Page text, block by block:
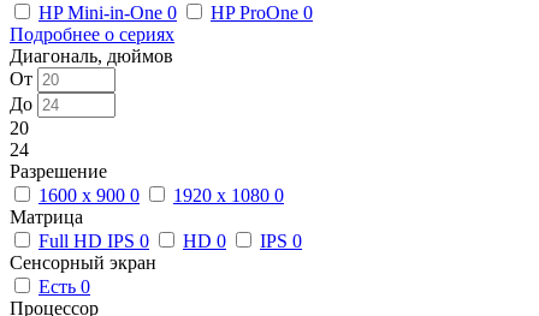
HP Mini-in-One 0 HP ProOne 0
Подробнее о сериях
Диагональ, дюймов
От
До
20
24
Разрешение
1600 x 900 0 1920 x 1080 0
Матрица
Full HD IPS 0 HD 0 IPS 0
Сенсорный экран
Есть 0
Процессор